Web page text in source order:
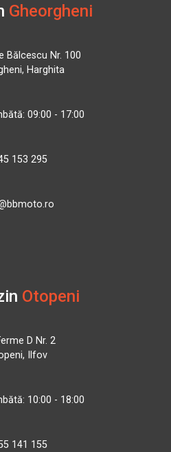
Gheorgheni
Bălcescu Nr. 100
Harghita
09:00 - 17:00
153 295
Otopeni
D Nr. 2
Ilfov
10:00 - 18:00
141 155